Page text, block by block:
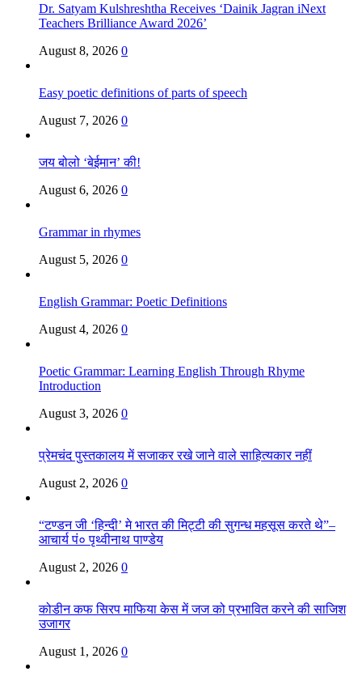
Dr. Satyam Kulshreshtha Receives ‘Dainik Jagran iNext
Teachers Brilliance Award 2026’
August 8, 2026 0
Easy poetic definitions of parts of speech
August 7, 2026 0
जय बोलो ‘बेईमान’ की!
August 6, 2026 0
Grammar in rhymes
August 5, 2026 0
English Grammar: Poetic Definitions
August 4, 2026 0
Poetic Grammar: Learning English Through Rhyme
Introduction
August 3, 2026 0
प्रेमचंद पुस्तकालय में सजाकर रखे जाने वाले साहित्यकार नहीं
August 2, 2026 0
“टण्डन जी ‘हिन्दी’ मे भारत की मिट्टी की सुगन्ध महसूस करते थे”–
आचार्य पं० पृथ्वीनाथ पाण्डेय
August 2, 2026 0
कोडीन कफ सिरप माफिया केस में जज को प्रभावित करने की साजिश
उजागर
August 1, 2026 0